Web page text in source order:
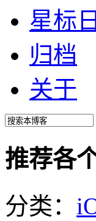
星标
归档
关于
推荐各
分类：